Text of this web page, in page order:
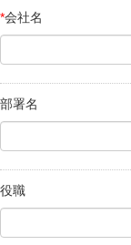
*会社名
部署名
役職